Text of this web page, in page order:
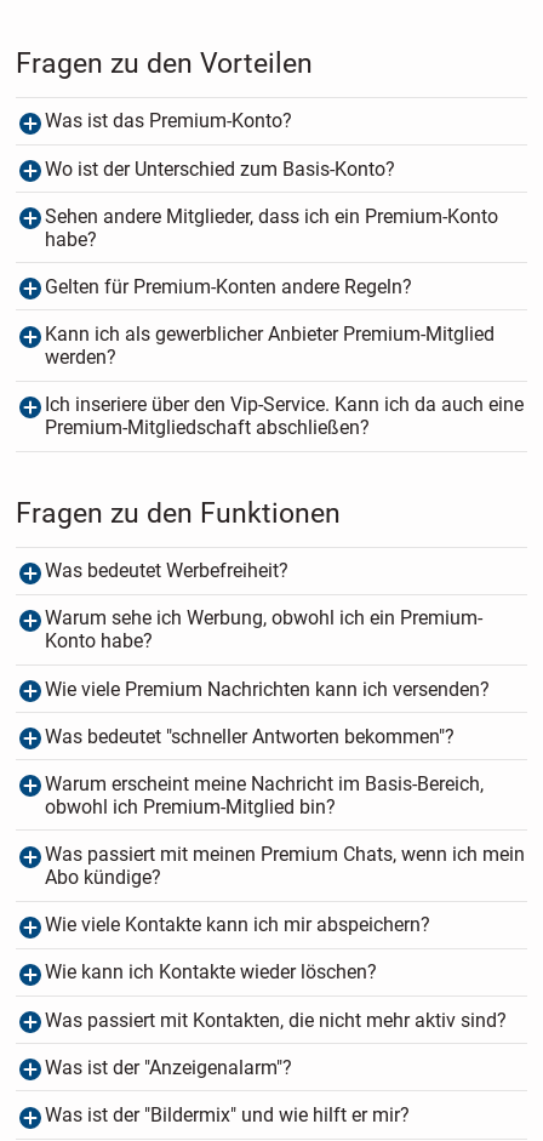
Fragen zu den Vorteilen
Was ist das Premium-Konto?
Wo ist der Unterschied zum Basis-Konto?
Sehen andere Mitglieder, dass ich ein Premium-Konto
habe?
Gelten für Premium-Konten andere Regeln?
Kann ich als gewerblicher Anbieter Premium-Mitglied
werden?
Ich inseriere über den Vip-Service. Kann ich da auch eine
Premium-Mitgliedschaft abschließen?
Fragen zu den Funktionen
Was bedeutet Werbefreiheit?
Warum sehe ich Werbung, obwohl ich ein Premium-
Konto habe?
Wie viele Premium Nachrichten kann ich versenden?
Was bedeutet "schneller Antworten bekommen"?
Warum erscheint meine Nachricht im Basis-Bereich,
obwohl ich Premium-Mitglied bin?
Was passiert mit meinen Premium Chats, wenn ich mein
Abo kündige?
Wie viele Kontakte kann ich mir abspeichern?
Wie kann ich Kontakte wieder löschen?
Was passiert mit Kontakten, die nicht mehr aktiv sind?
Was ist der "Anzeigenalarm"?
Was ist der "Bildermix" und wie hilft er mir?